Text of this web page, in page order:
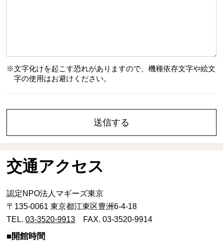
※文字化けを起こす恐れがありますので、機種依存文字や絵文
字の使用はお避けください。
交通アクセス
認定NPO法人マギーズ東京
〒135-0061 東京都江東区豊洲6-4-18
TEL.03-3520-9913 FAX. 03-3520-9914
■開館時間